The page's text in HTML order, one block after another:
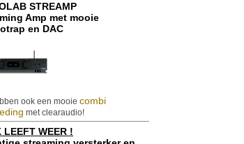
STREAMP
Amp met mooie
en DAC
ook een mooie combi
met clearaudio!
LEEFT WEER !